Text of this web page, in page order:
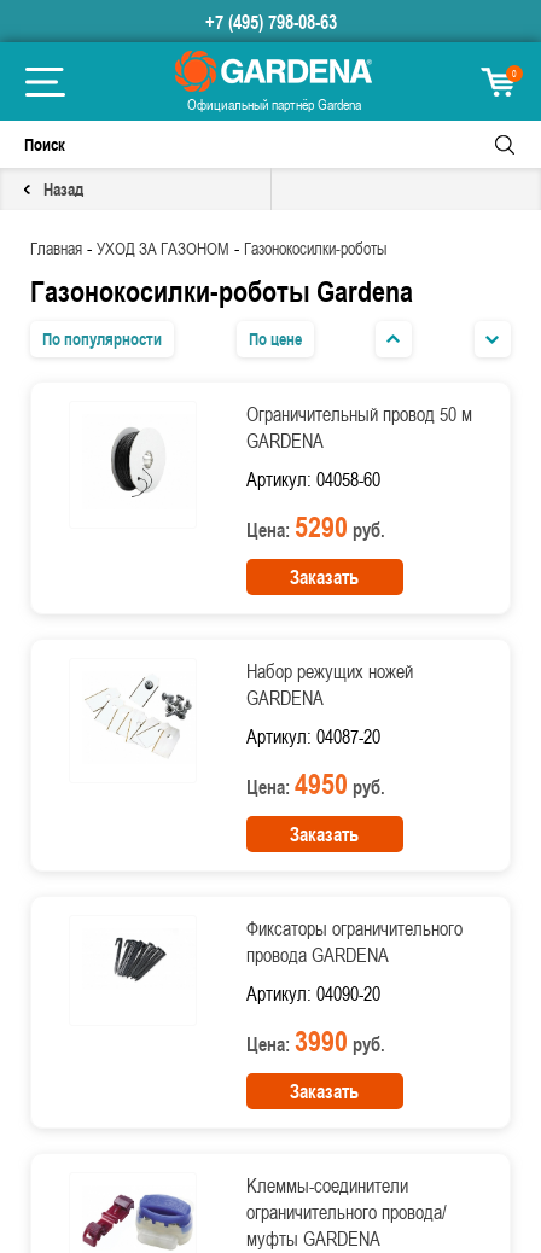
+7 (495) 798-08-63
Официальный партнёр Gardena
0
Назад
Главная - УХОД ЗА ГАЗОНОМ - Газонокосилки-роботы
Газонокосилки-роботы Gardena
По популярности По цене
Ограничительный провод 50 м
GARDENA
Артикул: 04058-60
Цена: 5290 руб.
Заказать
Набор режущих ножей
GARDENA
Артикул: 04087-20
Цена: 4950 руб.
Заказать
Фиксаторы ограничительного
провода GARDENA
Артикул: 04090-20
Цена: 3990 руб.
Заказать
Kлеммы-соединители
ограничительного провода/
муфты GARDENA